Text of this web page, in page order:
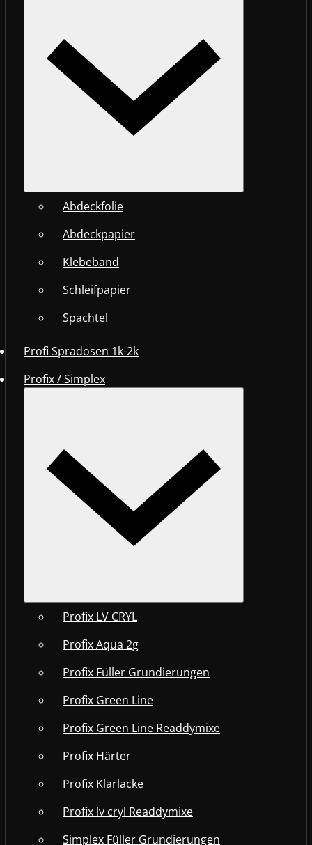
Abdeckfolie
Abdeckpapier
Klebeband
Schleifpapier
Spachtel
Profi Spradosen 1k-2k
Profix / Simplex
Profix LV CRYL
Profix Aqua 2g
Profix Füller Grundierungen
Profix Green Line
Profix Green Line Readdymixe
Profix Härter
Profix Klarlacke
Profix lv cryl Readdymixe
Simplex Füller Grundierungen